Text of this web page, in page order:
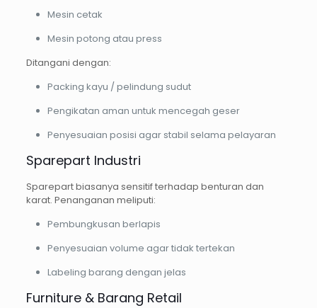
Mesin cetak
Mesin potong atau press
Ditangani dengan:
Packing kayu / pelindung sudut
Pengikatan aman untuk mencegah geser
Penyesuaian posisi agar stabil selama pelayaran
Sparepart Industri
Sparepart biasanya sensitif terhadap benturan dan
karat. Penanganan meliputi:
Pembungkusan berlapis
Penyesuaian volume agar tidak tertekan
Labeling barang dengan jelas
Furniture & Barang Retail